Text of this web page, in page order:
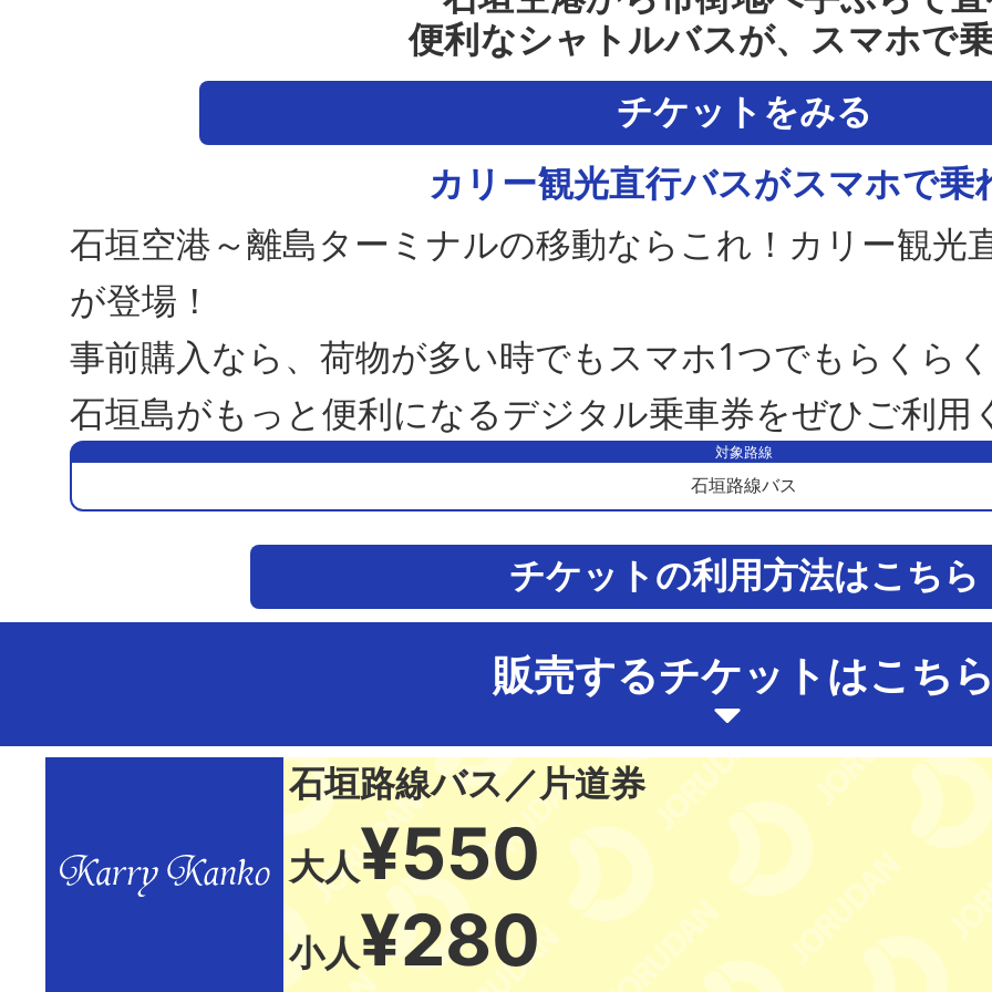
便利なシャトルバスが、スマホで
チケットをみる
カリー観光直行バスがスマホで乗
石垣空港～離島ターミナルの移動ならこれ！カリー観光
が登場！
事前購入なら、荷物が多い時でもスマホ1つでもらくら
石垣島がもっと便利になるデジタル乗車券をぜひご利用
対象路線
石垣路線バス
チケットの利用方法はこちら
販売するチケットはこち
石垣路線バス／片道券
大人¥550
小人¥280